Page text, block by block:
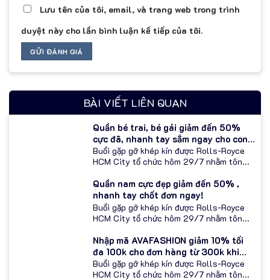
Lưu tên của tôi, email, và trang web trong trình
duyệt này cho lần bình luận kế tiếp của tôi.
BÀI VIẾT LIÊN QUAN
Quần bé trai, bé gái giảm đến 50%
cực đã, nhanh tay sắm ngay cho con
yêu!
Buổi gặp gỡ khép kín được Rolls-Royce
HCM City tổ chức hôm 29/7 nhằm tôn...
Quần nam cực đẹp giảm đến 50% ,
nhanh tay chốt đơn ngay!
Buổi gặp gỡ khép kín được Rolls-Royce
HCM City tổ chức hôm 29/7 nhằm tôn...
Nhập mã AVAFASHION giảm 10% tối
đa 100k cho đơn hàng từ 300k khi
thanh toán qua Ví Moca
Buổi gặp gỡ khép kín được Rolls-Royce
HCM City tổ chức hôm 29/7 nhằm tôn...